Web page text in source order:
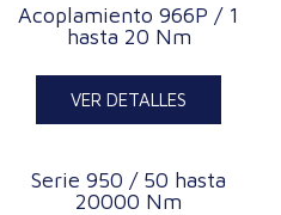
Acoplamiento 966P / 1
hasta 20 Nm
VER DETALLES
Serie 950 / 50 hasta
20000 Nm